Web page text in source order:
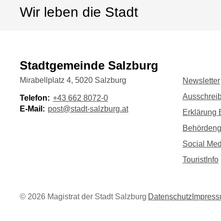
Wir leben die Stadt
Stadtgemeinde Salzburg
Mirabellplatz 4, 5020 Salzburg
Telefon: +43 662 8072-0
E-Mail: post@stadt-salzburg.at
Newsletter
Erklärung
Social
TouristInfo
© 2026 Magistrat der Stadt Salzburg Datenschutz